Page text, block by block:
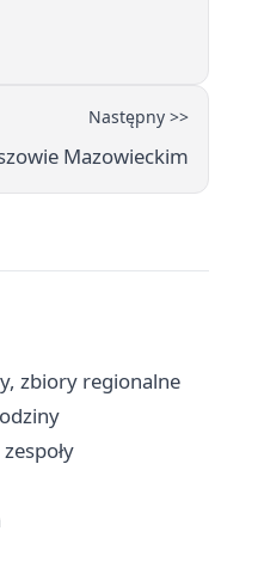
Następny >>
Mazowieckim
zbiory regionalne